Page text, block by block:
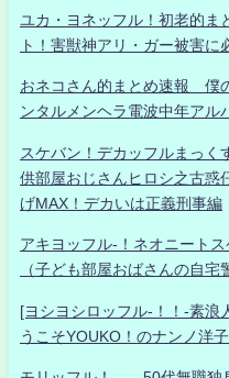
ユカ・ヨネッフル！初老的ま
ト！害獣神アリ・ガー被害に
おネコさん的まとめ速報 僕
ンタルメンヘラ電波中年アル
スケバン！デカッフルまっく
供部屋おじさんヒロシ之古惑
げMAX！デカいは正義刑事編
アキヨッフル-！ネオニート
（子ども部屋おばさんの自宅
[ヨシヨシロッフル-！！-素浪
うこそYOUKO！のナンノ洋